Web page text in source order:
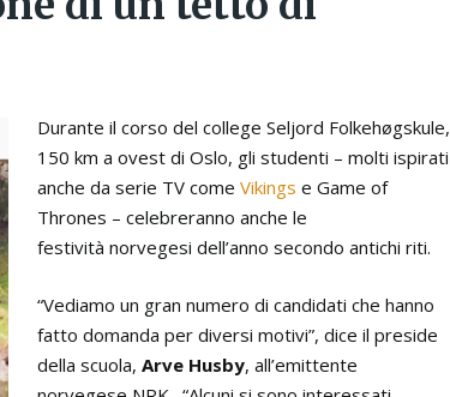
Durante il corso del college Seljord Folkehøgskule,
150 km a ovest di Oslo, gli studenti – molti ispirati
anche da serie TV come Vikings e Game of
Thrones – celebreranno anche le
festività norvegesi dell’anno secondo antichi riti.
“Vediamo un gran numero di candidati che hanno
fatto domanda per diversi motivi”, dice il preside
della scuola, Arve Husby, all’emittente